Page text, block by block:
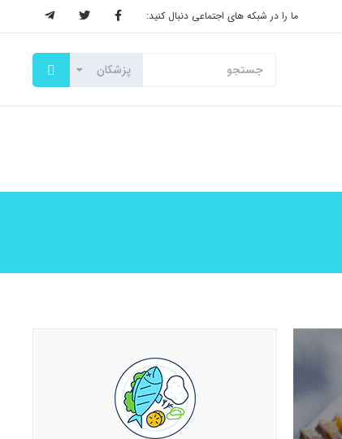
ما را در شبکه های اجتماعی دنبال کنید: